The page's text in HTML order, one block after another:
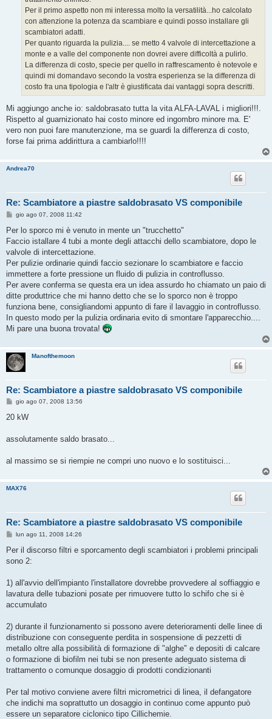
Per il primo aspetto non mi interessa molto la versatilità...ho calcolato
con attenzione la potenza da scambiare e quindi posso installare gli
scambiatori adatti.
Per quanto riguarda la pulizia.... se metto 4 valvole di intercettazione a
monte e a valle del componente non dovrei avere difficoltà a pulirlo.
La differenza di costo, specie per quello in raffrescamento è notevole e
quindi mi domandavo secondo la vostra esperienza se la differenza di
costo fra una tipologia e l'altr è giustificata dai vantaggi sopra descritti.
Mi aggiungo anche io: saldobrasato tutta la vita ALFA-LAVAL i migliori!!!.
Rispetto al guarnizionato hai costo minore ed ingombro minore ma. E'
vero non puoi fare manutenzione, ma se guardi la differenza di costo,
forse fai prima addirittura a cambiarlo!!!!
Andrea70
Re: Scambiatore a piastre saldobrasato VS componibile
M
s
a
g
i
o
gio ago 07, 2008 11:42
Per lo sporco mi è venuto in mente un "trucchetto"
Faccio istallare 4 tubi a monte degli attacchi dello scambiatore, dopo le
valvole di intercettazione.
Per pulizie ordinarie quindi faccio sezionare lo scambiatore e faccio
immettere a forte pressione un fluido di pulizia in controflusso.
Per avere conferma se questa era un idea assurdo ho chiamato un paio di
ditte produttrice che mi hanno detto che se lo sporco non è troppo
funziona bene, consigliandomi appunto di fare il lavaggio in controflusso.
In questo modo per la pulizia ordinaria evito di smontare l'apparecchio....
Mi pare una buona trovata!
Manofthemoon
Re: Scambiatore a piastre saldobrasato VS componibile
M
s
g
o
gio ago 07, 2008 13:56
20 kW
assolutamente saldo brasato...
al massimo se si riempie ne compri uno nuovo e lo sostituisci...
MAX76
Re: Scambiatore a piastre saldobrasato VS componibile
M
s
a
o
lun ago 11, 2008 14:26
Per il discorso filtri e sporcamento degli scambiatori i problemi principali
sono 2:
1) all'avvio dell'impianto l'installatore dovrebbe provvedere al soffiaggio e
lavatura delle tubazioni posate per rimuovere tutto lo schifo che si è
accumulato
2) durante il funzionamento si possono avere deterioramenti delle linee di
distribuzione con conseguente perdita in sospensione di pezzetti di
metallo oltre alla possibilità di formazione di "alghe" e depositi di calcare
o formazione di biofilm nei tubi se non presente adeguato sistema di
trattamento o comunque dosaggio di prodotti condizionanti
Per tal motivo conviene avere filtri micrometrici di linea, il defangatore
che indichi ma soprattutto un dosaggio in continuo come appunto può
essere un separatore ciclonico tipo Cillichemie.